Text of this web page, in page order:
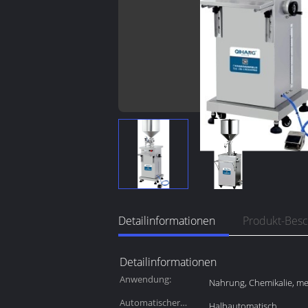
Detailinformationen Produkt-
Detailinformationen
Anwendung: Nahrung, Chemikalie,
Automatischer